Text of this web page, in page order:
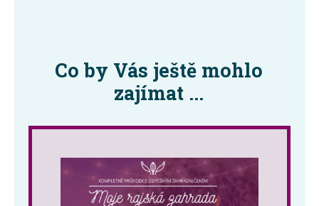
Co by Vás ještě mohlo
zajímat ...